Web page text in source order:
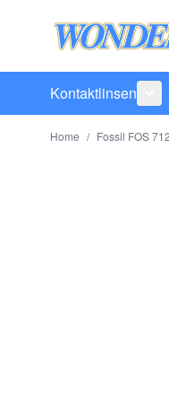
Kontaktlinsen
Home / Fossil FOS